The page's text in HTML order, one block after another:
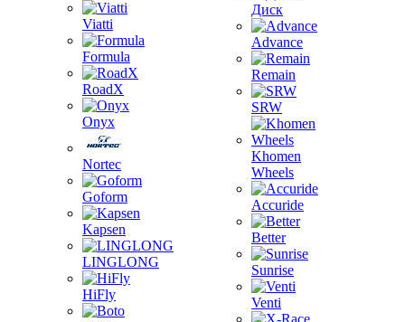
Viatti
Formula
RoadX
Onyx
Nortec
Goform
Kapsen
LINGLONG
HiFly
Диск
Advance
Remain
SRW
Khomen
Wheels
Accuride
Better
Sunrise
Venti